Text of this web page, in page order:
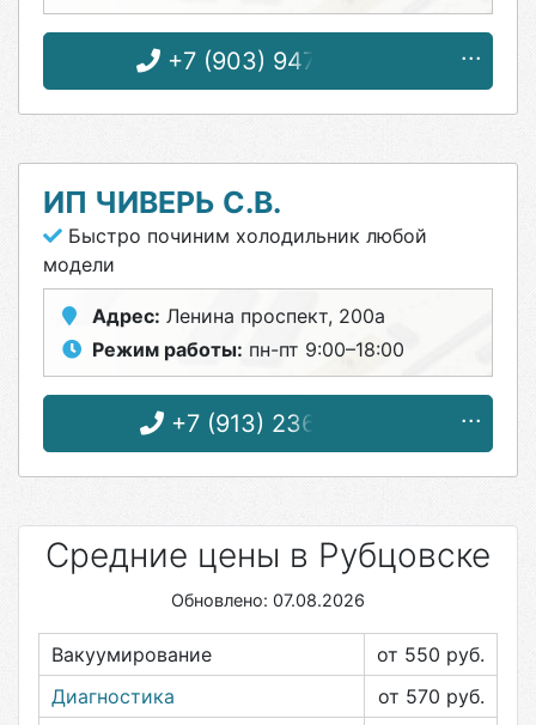
+7 (903) 947-43-44
ИП ЧИВЕРЬ С.В.
Быстро починим холодильник любой
модели
Адрес: Ленина проспект, 200а
Режим работы: пн-пт 9:00–18:00
+7 (913) 236-05-56
Средние цены в Рубцовске
Обновлено: 07.08.2026
Вакуумирование от 550 руб.
Диагностика
от 570 руб.